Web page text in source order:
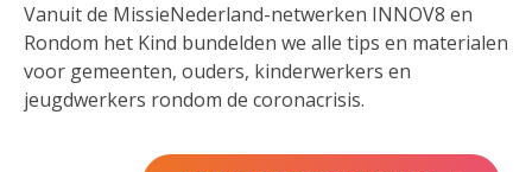
Vanuit de MissieNederland-netwerken INNOV8 en
Rondom het Kind bundelden we alle tips en materialen
voor gemeenten, ouders, kinderwerkers en
jeugdwerkers rondom de coronacrisis.